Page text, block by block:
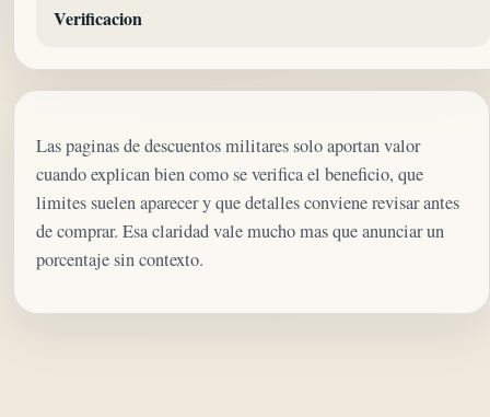
Verificacion
Las paginas de descuentos militares solo aportan valor
cuando explican bien como se verifica el beneficio, que
limites suelen aparecer y que detalles conviene revisar antes
de comprar. Esa claridad vale mucho mas que anunciar un
porcentaje sin contexto.